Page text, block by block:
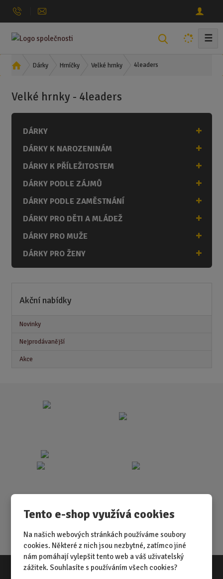
Tento e-shop využívá cookies
Na našich webových stránkách používáme soubory
cookies. Některé z nich jsou nezbytné, zatímco jiné
nám pomáhají vylepšit tento web a váš uživatelský
zážitek. Souhlasíte s používáním všech cookies?
a
☰
Ú
d
s
a
a
Dárky Hrníčky Velké hrnky 4leaders
Velké hrnky - 4leaders
DÁRKY
DÁRKY K NAROZENINÁM
DÁRKY K PŘÍLEŽITOSTEM
DÁRKY PODLE ZÁJMŮ
DÁRKY PODLE ZAMĚSTNÁNÍ
DÁRKY PRO DĚTI A MLÁDEŽ
DÁRKY PRO MUŽE
DÁRKY PRO ŽENY
Akční nabídky
Novinky
Nejprodávanější
Akce